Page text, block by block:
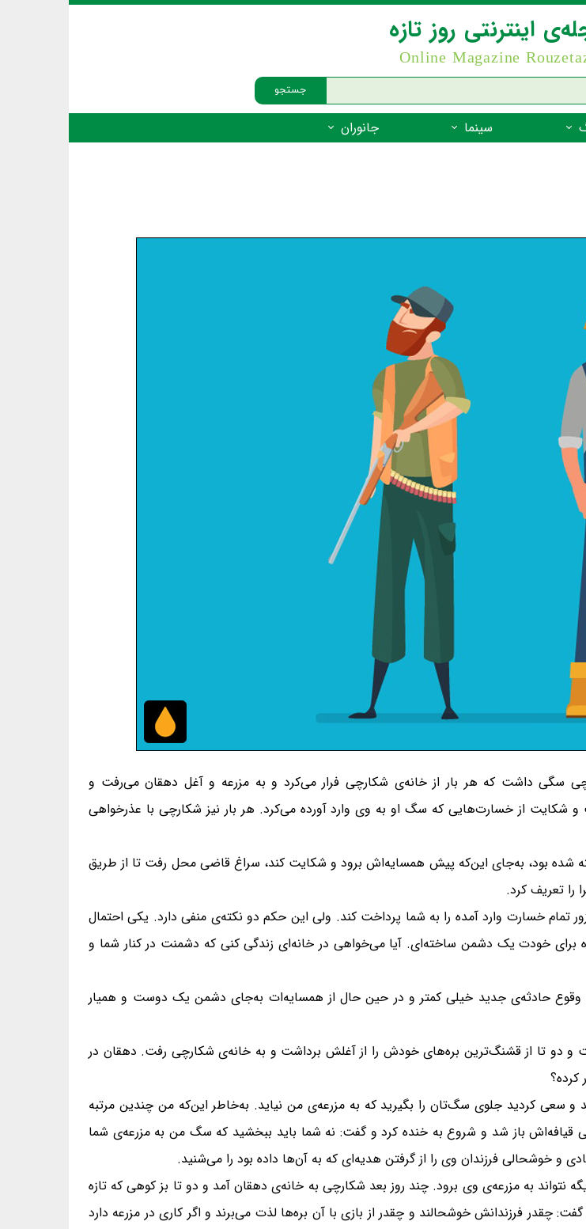
جستجو
اینترنتی روز تازه
Online Magazine
سینما جانوران
جانوران مهره‌دار - فهرست‌ها
سگی داشت که هر بار از خانه‌ی شکارچی فرار می‌کرد و به مزرعه و آغل دهقان می‌رفت و
شکایت از خسارت‌هایی که سگ او به وی وارد آورده می‌کرد. هر بار نیز شکارچی با عذرخواهی
شده بود، به‌جای این‌که پیش همسایه‌اش برود و شکایت کند، سراغ قاضی محل رفت تا از طریق
تعریف کرد.
خسارت وارد آمده را به شما پرداخت کند. ولی این حکم دو نکته‌ی منفی دارد. یکی احتمال
برای خودت یک دشمن ساخته‌ای. آیا می‌خواهی در خانه‌ای زندگی کنی که دشمنت در کنار شما و
وقوع حادثه‌ی جدید خیلی کمتر و در حین حال از همسایه‌ات به‌جای دشمن یک دوست و همیار
دو تا از قشنگ‌ترین بره‌های خودش را از آغلش برداشت و به خانه‌ی شکارچی رفت. دهقان در
کردید جلوی سگ‌تان را بگیرید که به مزرعه‌ی من نیاید. به‌خاطر این‌که من چندین مرتبه
قیافه‌اش باز شد و شروع به خنده کرد و گفت: نه شما باید ببخشید که سگ من به مزرعه‌ی شما
فرزندان وی را از گرفتن هدیه‌ای که به آن‌ها داده بود را می‌شنید.
به مزرعه‌ی وی برود. چند روز بعد شکارچی به خانه‌ی دهقان آمد و دو تا بز کوهی که تازه
چقدر فرزندانش خوشحالند و چقدر از بازی با آن بره‌ها لذت می‌برند و اگر کاری در مزرعه دارد